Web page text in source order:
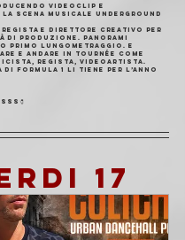
videoclip e
la scena musicale underground
regista e direttore creativo per
di produzione. Panorami
primo lungometraggio. E
e andare in tournée come
regista, videoartista.
Formula 1 li tiene per l’anno
17